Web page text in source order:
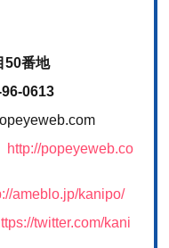
50番地
0613
http://popeyeweb.co
ameblo.jp/kanipo/
twitter.com/kani